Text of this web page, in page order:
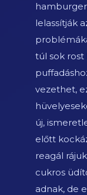
lelassítják
túl sok
vezethet,
új,
előtt
reagál
cukros
adnak, de